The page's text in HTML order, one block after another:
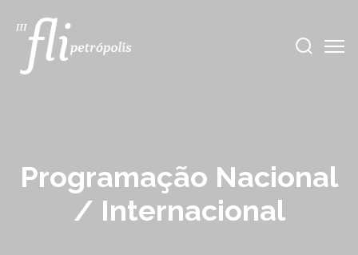
Programação Nacional
/ Internacional